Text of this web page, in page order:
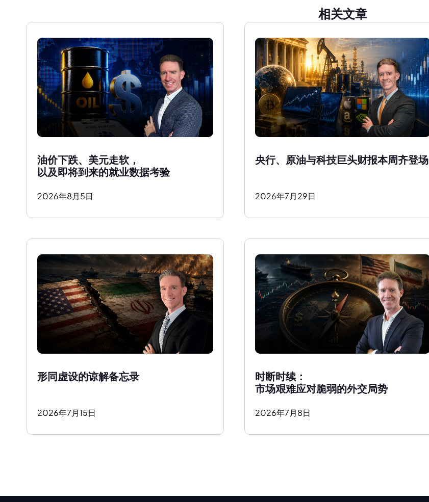
相关文章
油价下跌、美元走软，
以及即将到来的就业数据考验
2026年8月5日
央行、原油与科技巨头财报本周齐登场
2026年7月29日
形同虚设的谅解备忘录
2026年7月15日
时断时续：
市场艰难应对脆弱的外交局势
2026年7月8日